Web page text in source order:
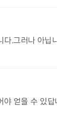
.그러나 아닙
얻을 수 있